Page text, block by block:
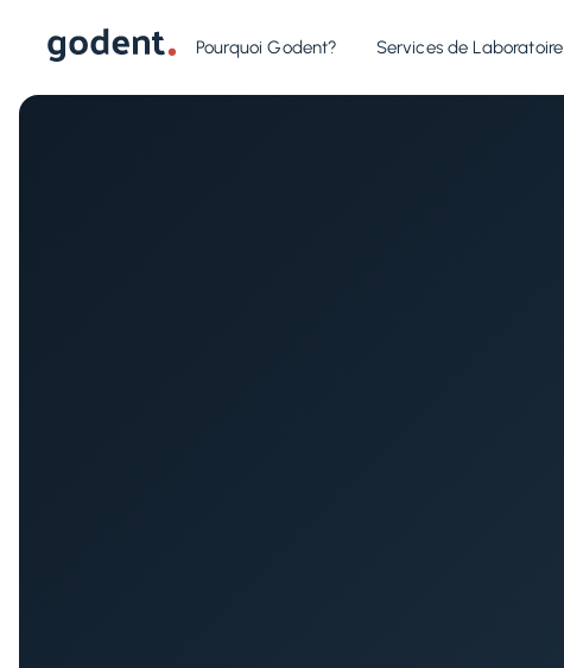
Pourquoi Godent? Services de Laboratoire